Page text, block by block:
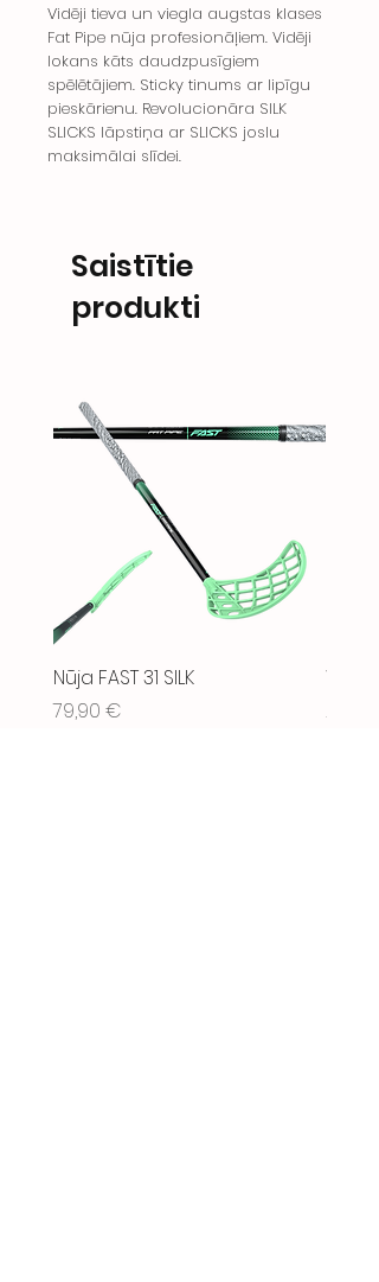
Vidēji tieva un viegla augstas klases
Fat Pipe nūja profesionāļiem. Vidēji
lokans kāts daudzpusīgiem
spēlētājiem. Sticky tinums ar lipīgu
pieskārienu. Revolucionāra SILK
SLICKS lāpstiņa ar SLICKS joslu
maksimālai slīdei.
Saistītie
produkti
Nūja FAST 31 SILK
Cena
79,90 €
WAX
Cena
21,90 €